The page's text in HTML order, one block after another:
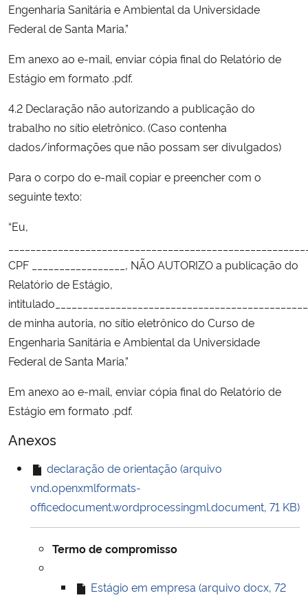
Engenharia Sanitária e Ambiental da Universidade
Federal de Santa Maria.”
Em anexo ao e-mail, enviar cópia final do Relatório de
Estágio em formato .pdf.
4.2 Declaração não autorizando a publicação do
trabalho no sítio eletrônico. (Caso contenha
dados/informações que não possam ser divulgados)
Para o corpo do e-mail copiar e preencher com o
seguinte texto:
“Eu,
CPF _________________, NÃO AUTORIZO a publicação do
Relatório de Estágio,
de minha autoria, no sítio eletrônico do Curso de
Engenharia Sanitária e Ambiental da Universidade
Federal de Santa Maria.”
Em anexo ao e-mail, enviar cópia final do Relatório de
Estágio em formato .pdf.
Anexos
declaração de orientação (arquivo
vnd.openxmlformats-
officedocument.wordprocessingml.document, 71 KB)
Termo de compromisso
Estágio em empresa (arquivo docx, 72